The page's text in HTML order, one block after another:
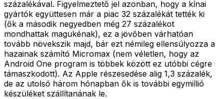
százalékával. Figyelmeztető jel azonban, hogy a kínai
gyártók együttesen már a piac 32 százalékát tették ki
(ők a második negyedben még 27 százalékot
mondhattak magukénak), ez a jövőben várhatóan
tovább növekszik majd, bár ezt némileg ellensúlyozza a
hazainak számító Micromax (nem véletlen, hogy az
Android One program is többek között ez utóbbi cégre
támaszkodott). Az Apple részesedése alig 1,3 százalék,
de az utolsó három hónapban ők is további egymillió
készüléket szállítanának le.